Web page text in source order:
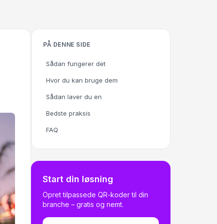
PÅ DENNE SIDE
Sådan fungerer det
Hvor du kan bruge dem
Sådan laver du en
Bedste praksis
FAQ
Start din løsning
Opret tilpassede QR-koder til din
branche – gratis og nemt.